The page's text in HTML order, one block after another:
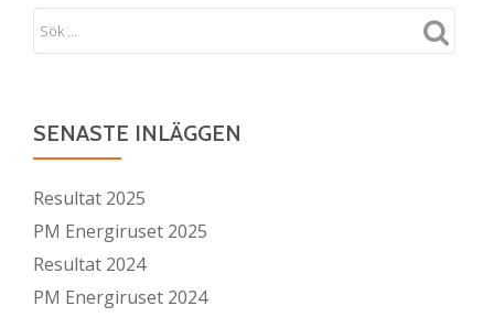
SENASTE INLÄGGEN
Resultat 2025
PM Energiruset 2025
Resultat 2024
PM Energiruset 2024